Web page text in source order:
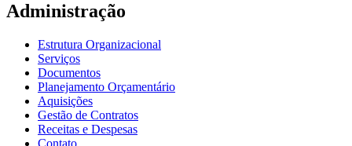
Administração
Estrutura Organizacional
Serviços
Documentos
Planejamento Orçamentário
Aquisições
Gestão de Contratos
Receitas e Despesas